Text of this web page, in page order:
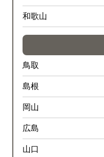
和歌山
鳥取
島根
岡山
広島
山口